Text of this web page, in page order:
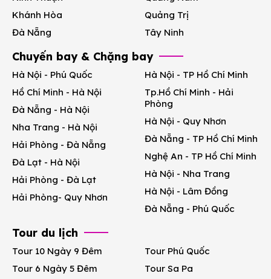
Khánh Hòa
Đà Nẵng
Quảng Trị
Tây Ninh
Chuyến bay & Chặng bay
Hà Nội - Phú Quốc
Hồ Chí Minh - Hà Nội
Đà Nẵng - Hà Nội
Nha Trang - Hà Nội
Hải Phòng - Đà Nẵng
Đà Lạt - Hà Nội
Hải Phòng - Đà Lạt
Hải Phòng- Quy Nhơn
Hà Nội - TP Hồ Chí Minh
Tp.Hồ Chí Minh - Hải
Phòng
Hà Nội - Quy Nhơn
Đà Nẵng - TP Hồ Chí Minh
Nghệ An - TP Hồ Chí Minh
Hà Nội - Nha Trang
Hà Nội - Lâm Đồng
Đà Nẵng - Phú Quốc
Tour du lịch
Tour 10 Ngày 9 Đêm
Tour 6 Ngày 5 Đêm
Tour Phú Quốc
Tour Sa Pa